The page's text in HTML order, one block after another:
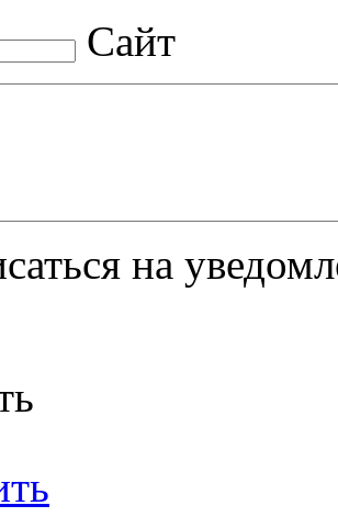
Сайт
на